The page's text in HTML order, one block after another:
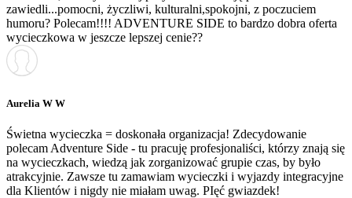
zawiedli...pomocni, życzliwi, kulturalni,spokojni, z poczuciem
humoru? Polecam!!!! ADVENTURE SIDE to bardzo dobra oferta
wycieczkowa w jeszcze lepszej cenie??
Aurelia W W
Świetna wycieczka = doskonała organizacja! Zdecydowanie
polecam Adventure Side - tu pracuję profesjonaliści, którzy znają się
na wycieczkach, wiedzą jak zorganizować grupie czas, by było
atrakcyjnie. Zawsze tu zamawiam wycieczki i wyjazdy integracyjne
dla Klientów i nigdy nie miałam uwag. PIęć gwiazdek!